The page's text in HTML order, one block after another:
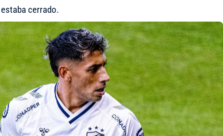
cerrado.